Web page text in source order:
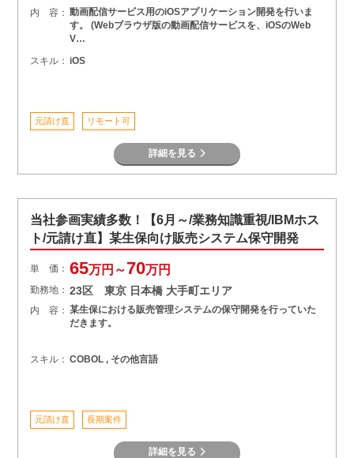
内 容： 動画配信サービス用のiOSアプリケーション開発を行いま
す。 (Webブラウザ版の動画配信サービスを、iOSのWeb
V…
スキル： iOS
元請け直 リモート可
詳細を見る
当社参画実績多数！【6月～/業務知識重視/IBMホス
ト/元請け直】某生保向け販売システム保守開発
単 価： 65万円～70万円
勤務地： 23区 東京 日本橋 大手町エリア
内 容： 某生保における販売管理システムの保守開発を行っていた
だきます。
スキル： COBOL , その他言語
元請け直 長期案件
詳細を見る